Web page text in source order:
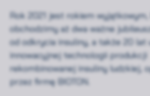
Rok 2021 jest rokiem
obchodzimy aż dwa ważne
od odkrycia insuliny, a także 20 lat
innowacyjnej technologii produkcji
rekombinowanej insuliny ludzkiej,
przez firmę BIOTON.